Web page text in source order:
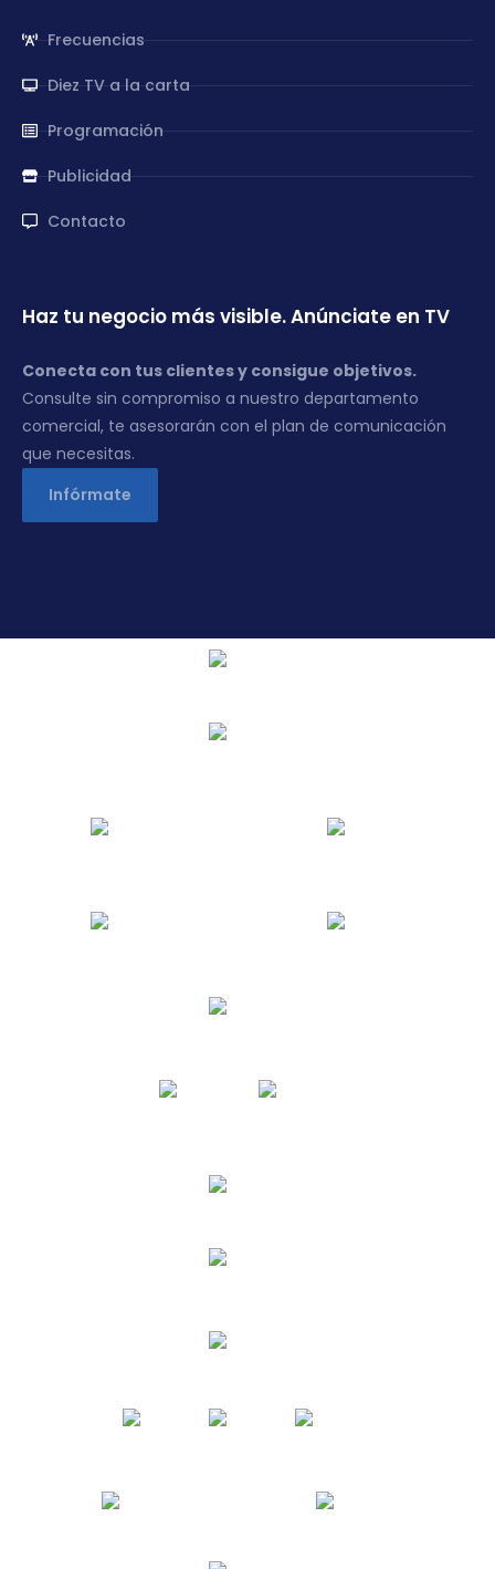
Frecuencias
Diez TV a la carta
Programación
Publicidad
Contacto
Haz tu negocio más visible. Anúnciate en TV
Conecta con tus clientes y consigue objetivos.
Consulte sin compromiso a nuestro departamento
comercial, te asesorarán con el plan de comunicación
que necesitas.
Infórmate